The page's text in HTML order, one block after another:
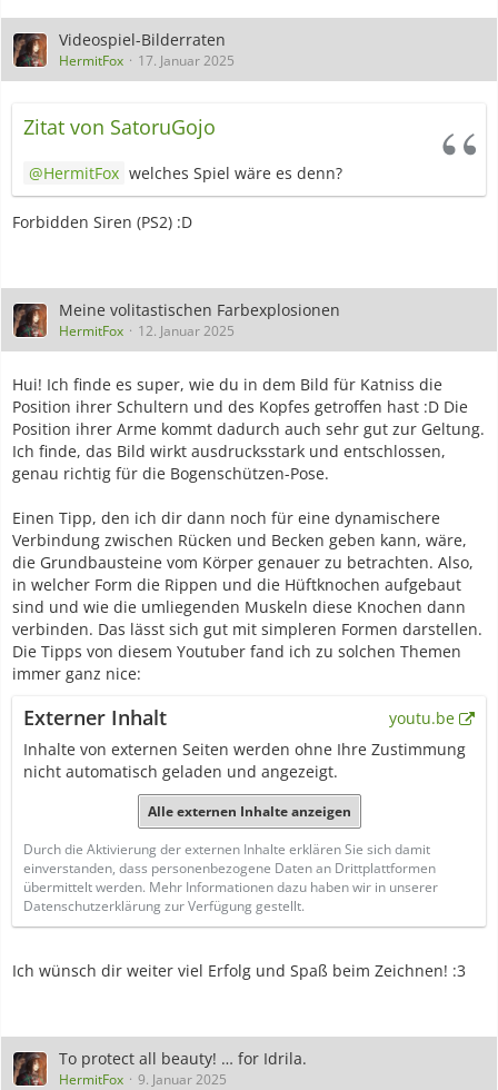
Videospiel-Bilderraten
HermitFox 17. Januar 2025
Zitat von SatoruGojo
HermitFox welches Spiel wäre es denn?
Forbidden Siren (PS2) :D
Meine volitastischen Farbexplosionen
HermitFox 12. Januar 2025
Hui! Ich finde es super, wie du in dem Bild für Katniss die
Position ihrer Schultern und des Kopfes getroffen hast :D Die
Position ihrer Arme kommt dadurch auch sehr gut zur Geltung.
Ich finde, das Bild wirkt ausdrucksstark und entschlossen,
genau richtig für die Bogenschützen-Pose.
Einen Tipp, den ich dir dann noch für eine dynamischere
Verbindung zwischen Rücken und Becken geben kann, wäre,
die Grundbausteine vom Körper genauer zu betrachten. Also,
in welcher Form die Rippen und die Hüftknochen aufgebaut
sind und wie die umliegenden Muskeln diese Knochen dann
verbinden. Das lässt sich gut mit simpleren Formen darstellen.
Die Tipps von diesem Youtuber fand ich zu solchen Themen
immer ganz nice:
Externer Inhalt
youtu.be
Inhalte von externen Seiten werden ohne Ihre Zustimmung
nicht automatisch geladen und angezeigt.
Alle externen Inhalte anzeigen
Durch die Aktivierung der externen Inhalte erklären Sie sich damit
einverstanden, dass personenbezogene Daten an Drittplattformen
übermittelt werden. Mehr Informationen dazu haben wir in unserer
Datenschutzerklärung zur Verfügung gestellt.
Ich wünsch dir weiter viel Erfolg und Spaß beim Zeichnen! :3
To protect all beauty! … for Idrila.
HermitFox 9. Januar 2025